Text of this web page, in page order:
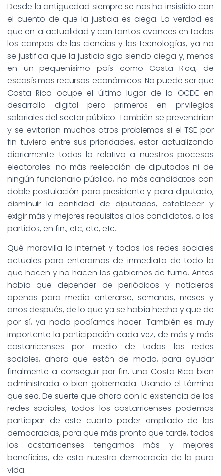
Desde la antigüedad siempre se nos ha insistido con
el cuento de que la justicia es ciega. La verdad es
que en la actualidad y con tantos avances en todos
los campos de las ciencias y las tecnologías, ya no
se justifica que la justicia siga siendo ciega y, menos
en un pequeñísimo país como Costa Rica, de
escasísimos recursos económicos. No puede ser que
Costa Rica ocupe el último lugar de la OCDE en
desarrollo digital pero primeros en privilegios
salariales del sector público. También se prevendrían
y se evitarían muchos otros problemas si el TSE por
fin tuviera entre sus prioridades, estar actualizando
diariamente todos lo relativo a nuestros procesos
electorales: no más reelección de diputados ni de
ningún funcionario público, no más candidatos con
doble postulación para presidente y para diputado,
disminuir la cantidad de diputados, establecer y
exigir más y mejores requisitos a los candidatos, a los
partidos, en fin., etc, etc, etc.
Qué maravilla la internet y todas las redes sociales
actuales para enterarnos de inmediato de todo lo
que hacen y no hacen los gobiernos de turno. Antes
había que depender de periódicos y noticieros
apenas para medio enterarse, semanas, meses y
años después, de lo que ya se había hecho y que de
por sí, ya nada podíamos hacer. También es muy
importante la participación cada vez, de más y más
costarricenses por medio de todas las redes
sociales, ahora que están de moda, para ayudar
finalmente a conseguir por fin, una Costa Rica bien
administrada o bien gobernada. Usando el término
que sea. De suerte que ahora con la existencia de las
redes sociales, todos los costarricenses podemos
participar de este cuarto poder ampliado de las
democracias, para que más pronto que tarde, todos
los costarricenses tengamos más y mejores
beneficios, de esta nuestra democracia de la pura
vida.